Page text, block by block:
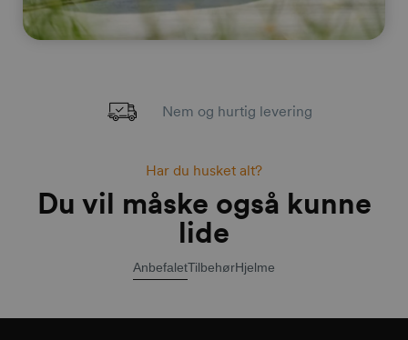
Nem og hurtig levering
Har du husket alt?
Du vil måske også kunne
lide
AnbefaletTilbehørHjelme